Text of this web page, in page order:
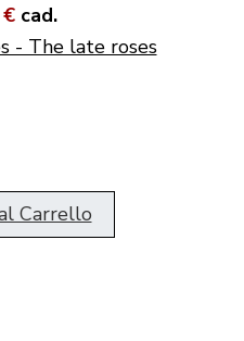
cad.
- The late roses
Carrello